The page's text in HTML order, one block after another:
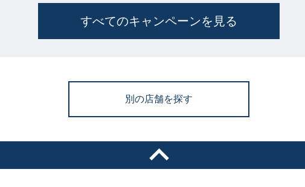
すべてのキャンペーンを見る
別の店舗を探す